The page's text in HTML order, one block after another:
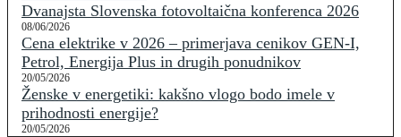
Dvanajsta Slovenska fotovoltaična konferenca 2026
08/06/2026
Cena elektrike v 2026 – primerjava cenikov GEN-I,
Petrol, Energija Plus in drugih ponudnikov
20/05/2026
Ženske v energetiki: kakšno vlogo bodo imele v
prihodnosti energije?
20/05/2026